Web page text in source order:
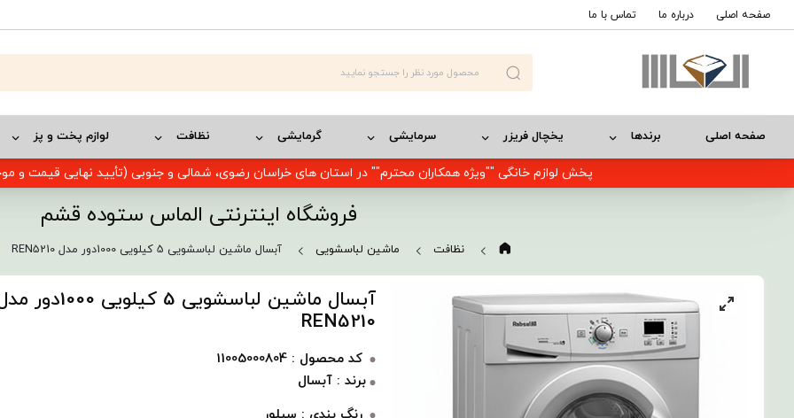
صفحه اصلی درباره ما تماس با ما
صفحه اصلی برندها یخچال فریزر سرمایشی گرمایشی نظافت لوازم پخت و پز
پخش لوازم خانگی ""ویژه همکاران محترم"" در استان های خراسان رضوی، شمالی و جنوبی (تأیید نهایی قیمت و
فروشگاه اینترنتی الماس ستوده قشم
نظافت ماشین لباسشویی آبسال ماشین لباسشویی 5 کیلویی 1000دور مدل REN5210
آبسال ماشین لباسشویی 5 کیلویی
REN5210
کد محصول : 11005000804
برند : آبسال